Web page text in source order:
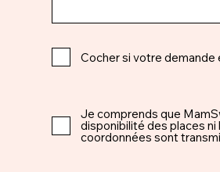
Cocher si votre demande
Je comprends que
disponibilité des places ni
coordonnées sont